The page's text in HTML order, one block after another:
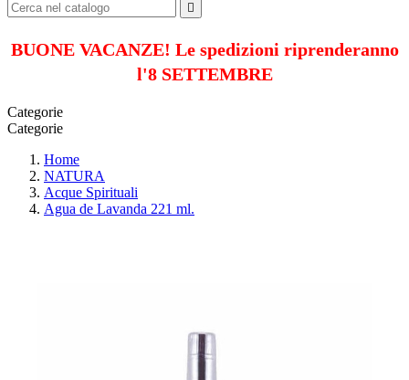

BUONE VACANZE! Le spedizioni riprenderanno
l'8 SETTEMBRE
Categorie
Categorie
Home
NATURA
Acque Spirituali
Agua de Lavanda 221 ml.